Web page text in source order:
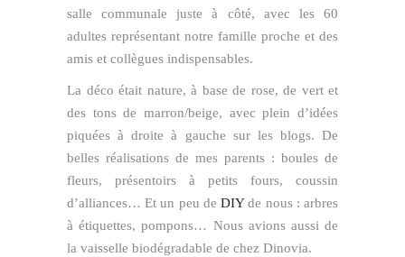
salle communale juste à côté, avec les 60
adultes représentant notre famille proche et des
amis et collègues indispensables.
La déco était nature, à base de rose, de vert et
des tons de marron/beige, avec plein d’idées
piquées à droite à gauche sur les blogs. De
belles réalisations de mes parents : boules de
fleurs, présentoirs à petits fours, coussin
d’alliances… Et un peu deDIYde nous : arbres
à étiquettes, pompons… Nous avions aussi de
la vaisselle biodégradable de chez Dinovia.